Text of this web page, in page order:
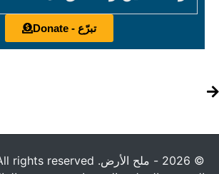
تبرّع - Donate
© 2026 - ملح الأرض. All rights reserved.